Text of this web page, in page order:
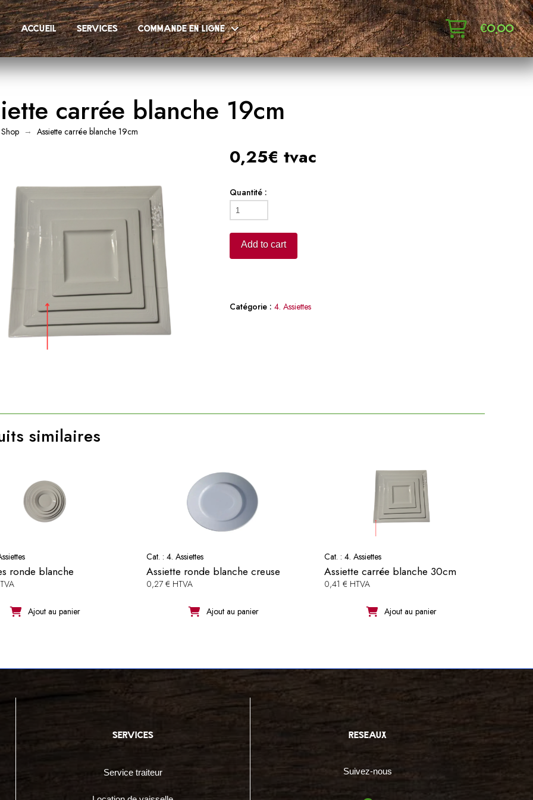
accueil services commande en ligne €0,00
carrée blanche 19cm
Shop → Assiette carrée blanche 19cm
0,25€ tvac
Quantité :
Assiette
carrée
blanche
19cm
Add to cart
Catégorie : 4. Assiettes
similaires
ronde blanche
Ajout au panier
Cat. : 4. Assiettes
Assiette ronde blanche creuse
0,27 € HTVA
Ajout au panier
Cat. :4. Assiettes
Assiette carrée blanche 30cm
0,41 € HTVA
Ajout au panier
services
Service traiteur
reseaux
Suivez-nous